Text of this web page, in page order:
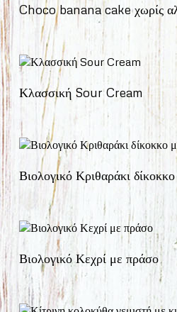
Choco banana cake χωρίς
Κλασσική Sour Cream
Βιολογικό Κριθαράκι
Βιολογικό Κεχρί με πράσο